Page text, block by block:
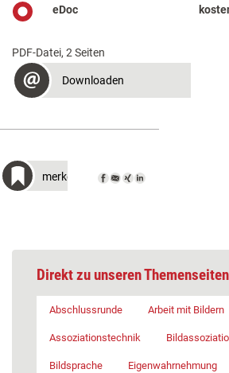
eDoc
PDF-Datei, 2 Seiten
Downloaden
merken
Direkt zu unseren Themenseiten
Abschlussrunde Arbeit mit Bildern
Assoziationstechnik
Bildsprache Eigenwahrnehmung